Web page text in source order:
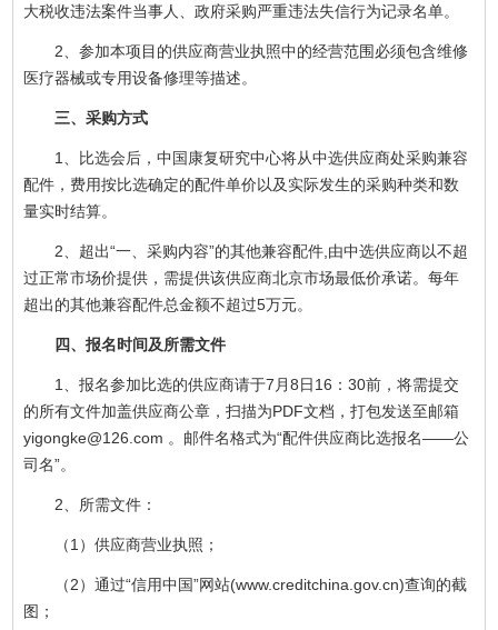
大税收违法案件当事人、政府采购严重违法失信行为记录名单。
2、参加本项目的供应商营业执照中的经营范围必须包含维修
医疗器械或专用设备修理等描述。
三、采购方式
1、比选会后，中国康复研究中心将从中选供应商处采购兼容
配件，费用按比选确定的配件单价以及实际发生的采购种类和数
量实时结算。
2、超出“一、采购内容”的其他兼容配件,由中选供应商以不超
过正常市场价提供，需提供该供应商北京市场最低价承诺。每年
超出的其他兼容配件总金额不超过5万元。
四、报名时间及所需文件
1、报名参加比选的供应商请于7月8日16：30前，将需提交
的所有文件加盖供应商公章，扫描为PDF文档，打包发送至邮箱
yigongke@126.com 。邮件名格式为“配件供应商比选报名——公
司名”。
2、所需文件：
（1）供应商营业执照；
（2）通过“信用中国”网站(www.creditchina.gov.cn)查询的截
图；